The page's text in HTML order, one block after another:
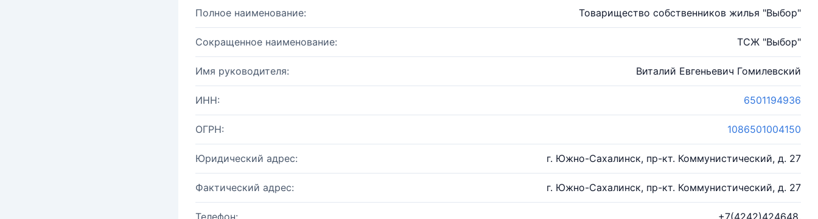
Полное наименование: Товарищество собственников жилья "Выбор"
Сокращенное наименование: ТСЖ "Выбор"
Имя руководителя: Виталий Евгеньевич Гомилевский
ИНН: 6501194936
ОГРН: 1086501004150
Юридический адрес: г. Южно-Сахалинск, пр-кт. Коммунистический, д. 27
Фактический адрес: г. Южно-Сахалинск, пр-кт. Коммунистический, д. 27
Телефон: +7(4242)424648,